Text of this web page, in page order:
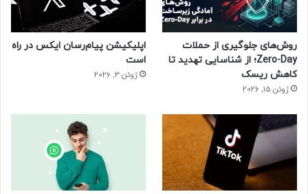
منبع : زومیت
روش‌های جلوگیری از حملات
Zero-Day؛ از شناسایی تهدید تا
کاهش ریسک
ژوئن 15, 2026
اپلیکیشن پیام‌رسان ایکس در راه
است
ژوئن 3, 2026